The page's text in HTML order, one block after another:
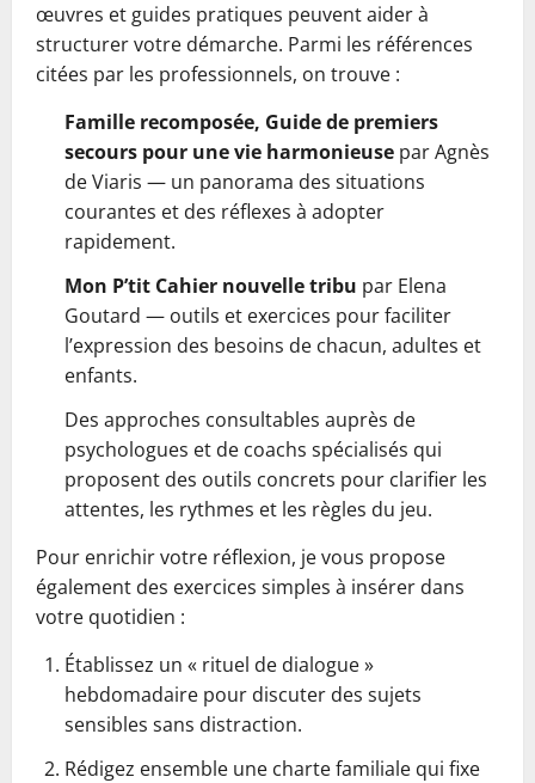
œuvres et guides pratiques peuvent aider à
structurer votre démarche. Parmi les références
citées par les professionnels, on trouve :
Famille recomposée, Guide de premiers
secours pour une vie harmonieuse par Agnès
de Viaris — un panorama des situations
courantes et des réflexes à adopter
rapidement.
Mon P’tit Cahier nouvelle tribu par Elena
Goutard — outils et exercices pour faciliter
l’expression des besoins de chacun, adultes et
enfants.
Des approches consultables auprès de
psychologues et de coachs spécialisés qui
proposent des outils concrets pour clarifier les
attentes, les rythmes et les règles du jeu.
Pour enrichir votre réflexion, je vous propose
également des exercices simples à insérer dans
votre quotidien :
Établissez un « rituel de dialogue »
hebdomadaire pour discuter des sujets
sensibles sans distraction.
Rédigez ensemble une charte familiale qui fixe